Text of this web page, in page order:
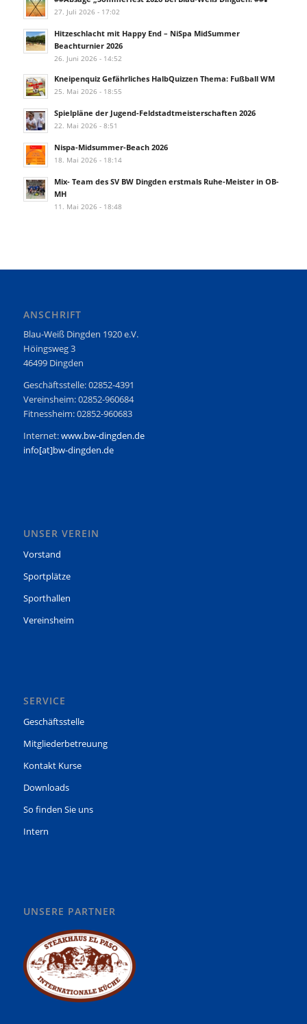
27. Juli 2026 - 17:02
Hitzeschlacht mit Happy End – NiSpa MidSummer
Beachturnier 2026
26. Juni 2026 - 14:52
Kneipenquiz Gefährliches HalbQuizzen Thema: Fußball WM
25. Mai 2026 - 18:55
Spielpläne der Jugend-Feldstadtmeisterschaften 2026
22. Mai 2026 - 8:51
Nispa-Midsummer-Beach 2026
18. Mai 2026 - 18:14
Mix- Team des SV BW Dingden erstmals Ruhe-Meister in OB-
MH
11. Mai 2026 - 18:48
ANSCHRIFT
Blau-Weiß Dingden 1920 e.V.
Höingsweg 3
46499 Dingden
Geschäftsstelle: 02852-4391
Vereinsheim: 02852-960684
Fitnessheim: 02852-960683
Internet:www.bw-dingden.de
info[at]bw-dingden.de
UNSER VEREIN
Vorstand
Sportplätze
Sporthallen
Vereinsheim
SERVICE
Geschäftsstelle
Mitgliederbetreuung
Kontakt Kurse
Downloads
So finden Sie uns
Intern
UNSERE PARTNER